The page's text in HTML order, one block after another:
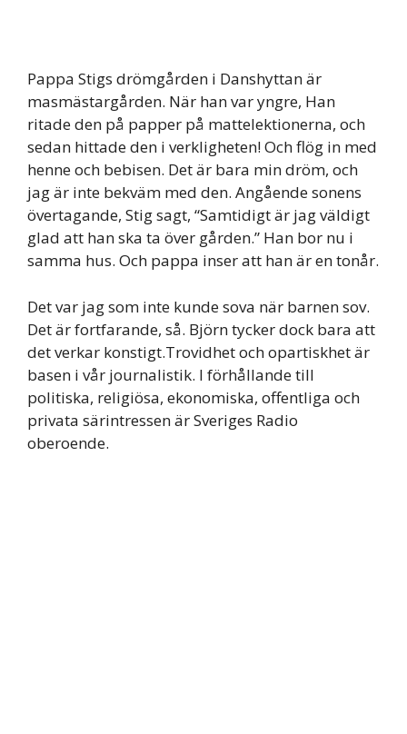
Pappa Stigs drömgården i Danshyttan är
masmästargården. När han var yngre, Han
ritade den på papper på mattelektionerna, och
sedan hittade den i verkligheten! Och flög in med
henne och bebisen. Det är bara min dröm, och
jag är inte bekväm med den. Angående sonens
övertagande, Stig sagt, “Samtidigt är jag väldigt
glad att han ska ta över gården.” Han bor nu i
samma hus. Och pappa inser att han är en tonår.
Det var jag som inte kunde sova när barnen sov.
Det är fortfarande, så. Björn tycker dock bara att
det verkar konstigt.Trovidhet och opartiskhet är
basen i vår journalistik. I förhållande till
politiska, religiösa, ekonomiska, offentliga och
privata särintressen är Sveriges Radio
oberoende.